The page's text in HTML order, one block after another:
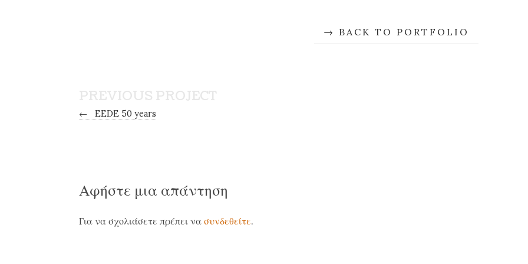
BACK TO PORTFOLIO
PREVIOUS PROJECT
← EEDE 50 years
Αφήστε μια απάντηση
Για να σχολιάσετε πρέπει νασυνδεθείτε.